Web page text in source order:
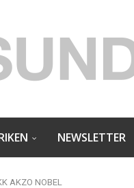
NEWSLETTER
AKZO NOBEL